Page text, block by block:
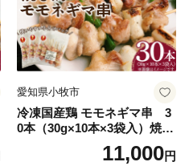
愛知県小牧市
冷凍国産鶏 モモネギマ串 3
0本（30g×10本×3袋入）焼き
鳥 おつまみ バーベキュー 小
分け 国産 鶏肉 焼鳥 やきとり
11,000円